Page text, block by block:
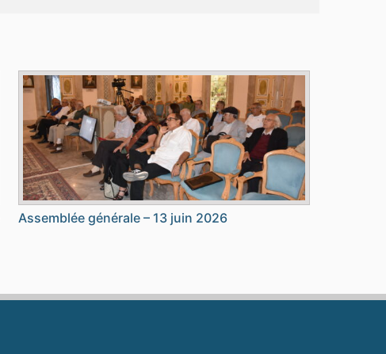
Assemblée générale – 13 juin 2026